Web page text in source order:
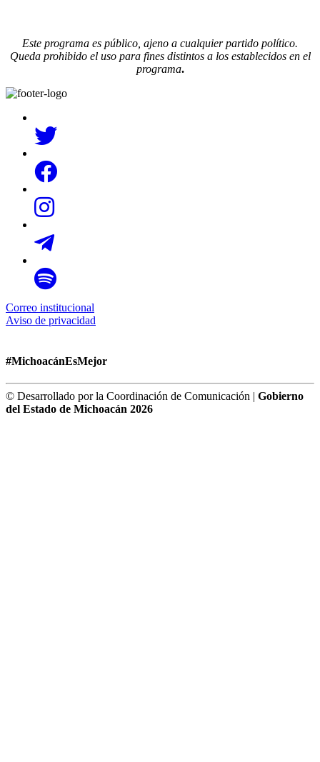
Este programa es público, ajeno a cualquier partido político.
Queda prohibido el uso para fines distintos a los establecidos en el
programa.
Correo institucional
Aviso de privacidad
#MichoacánEsMejor
© Desarrollado por la Coordinación de Comunicación | Gobierno
del Estado de Michoacán 2026